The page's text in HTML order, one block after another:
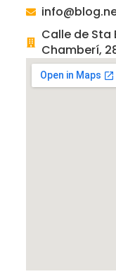
Calle de Sta
Chamberí,